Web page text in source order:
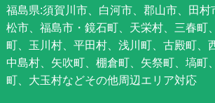
福島県:須賀川市、白河市、郡山市、田
松市、福島市・鏡石町、天栄村、三春町
町、玉川村、平田村、浅川町、古殿町、
中島村、矢吹町、棚倉町、矢祭町、塙町
町、大玉村などその他周辺エリア対応